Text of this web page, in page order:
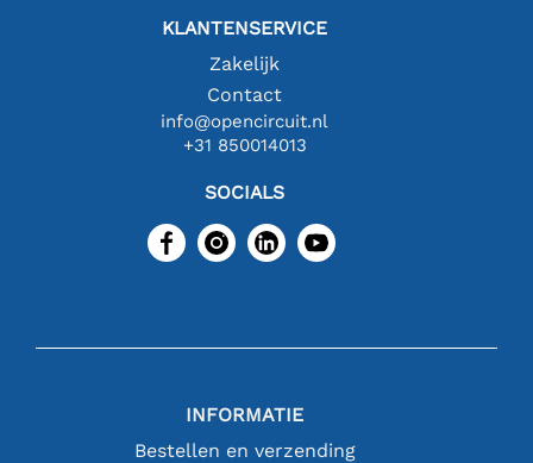
KLANTENSERVICE
Zakelijk
Contact
info@opencircuit.nl
+31 850014013
SOCIALS
INFORMATIE
Bestellen en verzending